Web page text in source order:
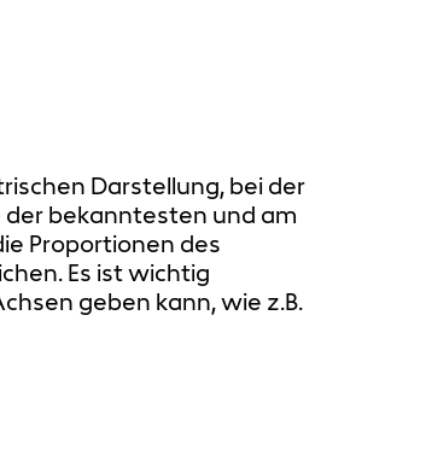
Darstellung, bei der
der bekanntesten und am
Proportionen des
Es ist wichtig
geben kann, wie z.B.